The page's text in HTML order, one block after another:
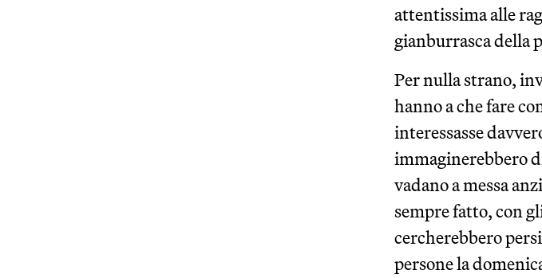
attentissima alle
gianburrasca della
Per nulla strano,
hanno a che fare
interessasse
immaginerebbero
vadano a messa
sempre fatto, con
cercherebbero
persone la